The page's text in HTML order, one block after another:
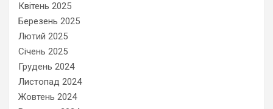
Квітень 2025
Березень 2025
Лютий 2025
Січень 2025
Грудень 2024
Листопад 2024
Жовтень 2024